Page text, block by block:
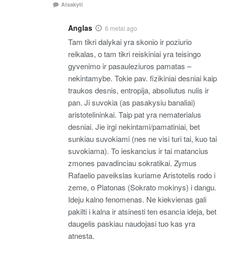
Atsakyti
Anglas 6 metai ago
Tam tikri dalykai yra skonio ir poziurio
reikalas, o tam tikri reiskiniai yra teisingo
gyvenimo ir pasauleziuros pamatas –
nekintamybe. Tokie pav. fizikiniai desniai kaip
traukos desnis, entropija, absoliutus nulis ir
pan. Ji suvokia (as pasakysiu banaliai)
aristotelininkai. Taip pat yra nematerialus
desniai. Jie irgi nekintami/pamatiniai, bet
sunkiau suvokiami (nes ne visi turi tai, kuo tai
suvokiama). To ieskancius ir tai matancius
zmones pavadinciau sokratikai. Zymus
Rafaelio paveikslas kuriame Aristotelis rodo i
zeme, o Platonas (Sokrato mokinys) i dangu.
Ideju kalno fenomenas. Ne kiekvienas gali
pakilti i kalna ir atsinesti ten esancia ideja, bet
daugelis paskiau naudojasi tuo kas yra
atnesta.